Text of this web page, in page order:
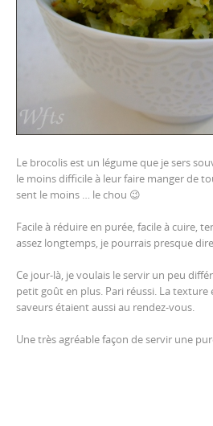
Le brocolis est un légume que je sers
le moins difficile à leur faire manger de
sent le moins … le chou 😉
Facile à réduire en purée, facile à cuire,
assez longtemps, je pourrais presque
Ce jour-là, je voulais le servir un peu
petit goût en plus. Pari réussi. La texture
saveurs étaient aussi au rendez-vous.
Une très agréable façon de servir une